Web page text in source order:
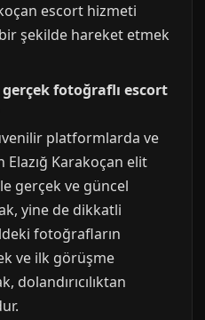
escort hizmeti
şekilde hareket etmek
gerçek fotoğraflı escort
platformlarda ve
Karakoçan elit
gerçek ve güncel
yine de dikkatli
fotoğrafların
ve ilk görüşme
dolandırıcılıktan